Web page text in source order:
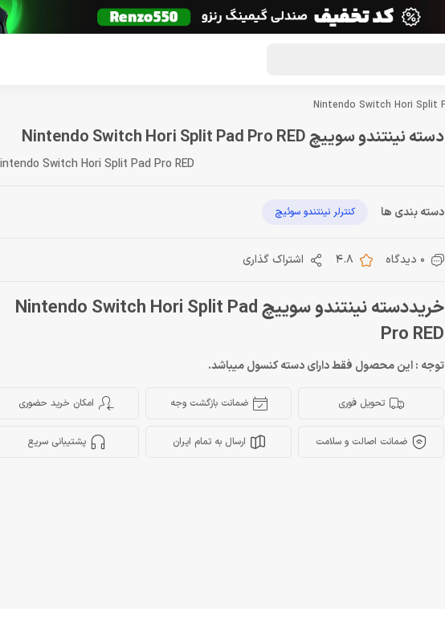
دسته نینتندو سوییچ Nintendo Switch Hori Split Pad Pro RED
Switch Hori Split Pad Pro RED
دسته بندی ها کنترلر نینتندو سوئیچ
0 دیدگاه 4.8 اشتراک گذاری
خریددسته نینتندو سوییچ Nintendo Switch Hori Split Pad
Pro RED
توجه : این محصول فقط دارای دسته کنسول میباشد.
تحویل فوری ضمانت بازگشت وجه امکان خرید حضوری
ضمانت اصالت و سلامت ارسال به تمام ایران پشتیبانی سریع